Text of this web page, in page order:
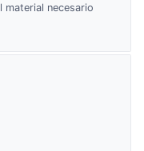
necesario